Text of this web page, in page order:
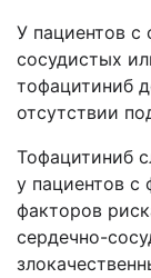
У пациентов с
сосудистых
тофацитиниб
отсутствии
Тофацитиниб
у пациентов
факторов
сердечно-